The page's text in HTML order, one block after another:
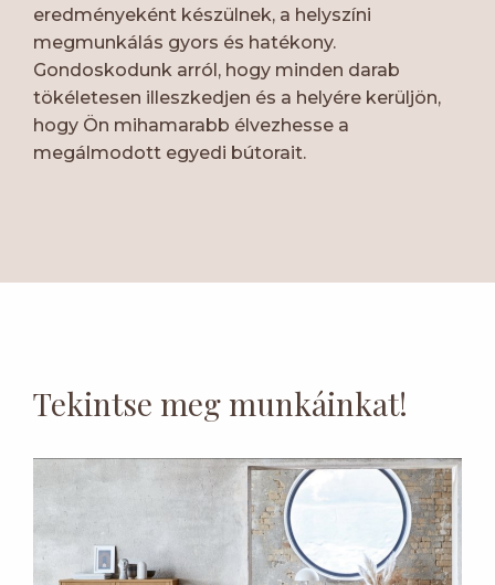
eredményeként készülnek, a helyszíni
megmunkálás gyors és hatékony.
Gondoskodunk arról, hogy minden darab
tökéletesen illeszkedjen és a helyére kerüljön,
hogy Ön mihamarabb élvezhesse a
megálmodott egyedi bútorait.
Tekintse meg munkáinkat!